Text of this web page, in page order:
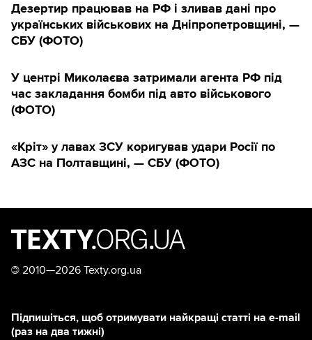
Дезертир працював на РФ і зливав дані про
українських військових на Дніпропетровщині, —
СБУ (ФОТО)
У центрі Миколаєва затримали агента РФ під
час закладання бомби під авто військового
(ФОТО)
«Кріт» у лавах ЗСУ коригував удари Росії по
АЗС на Полтавщині, — СБУ (ФОТО)
© 2010—2026 Texty.org.ua
Підпишіться, щоб отримувати найкращі статті на e-mail
(раз на два тижні)